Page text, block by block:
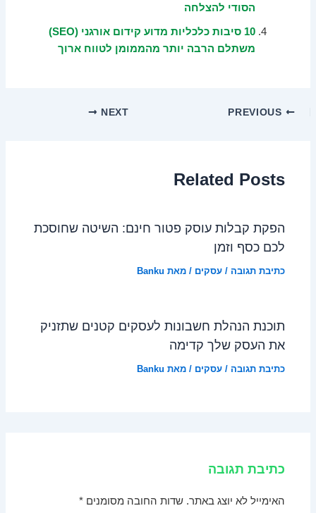
הסודי להצלחה
10 סיבות כלכליות מדוע קידום אורגני (SEO)
משתלם הרבה יותר מהממומן לטווח ארוך
NEXT
Related Posts
הפקת קבלות עוסק פטור חינם: השיטה שחוסכת
לכם כסף וזמן
כתיבת תגובה /עסקים / מאת Banku
תוכנת הנהלת חשבונות לעסקים קטנים שתזניק
את העסק שלך קדימה
כתיבת תגובה /עסקים / מאת Banku
כתיבת תגובה
האימייל לא יוצג באתר. שדות החובה מסומנים*